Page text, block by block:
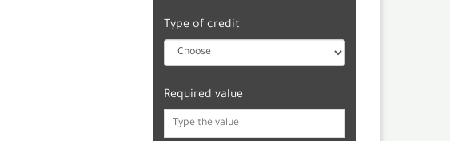
Type of credit
Required value